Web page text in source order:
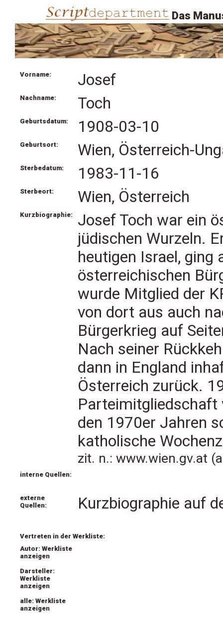
Das
Vorname: Josef
Nachname: Toch
Geburtsdatum: 1908-03-10
Geburtsort: Wien, Österreich-
Sterbedatum: 1983-11-16
Sterbeort: Wien, Österreich
Kurzbiographie:
Josef Toch war ein
jüdischen Wurzeln.
heutigen Israel, ging
österreichischen
wurde Mitglied der
von dort aus auch
Bürgerkrieg auf
Nach seiner
dann in England
Österreich zurück.
Parteimitgliedschaft
den 1970er Jahren
katholische
zit. n.: www.wien.gv.at
interne Quellen:
externe
Quellen:
Kurzbiographie auf
Vertreten in der Werkliste:
Autor: Werkliste
anzeigen
Darsteller:
Werkliste
anzeigen
alle: Werkliste
anzeigen